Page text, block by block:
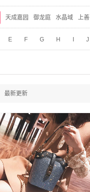
天成嘉园 御龙庭 水晶域 上
E F G H J
最新更新